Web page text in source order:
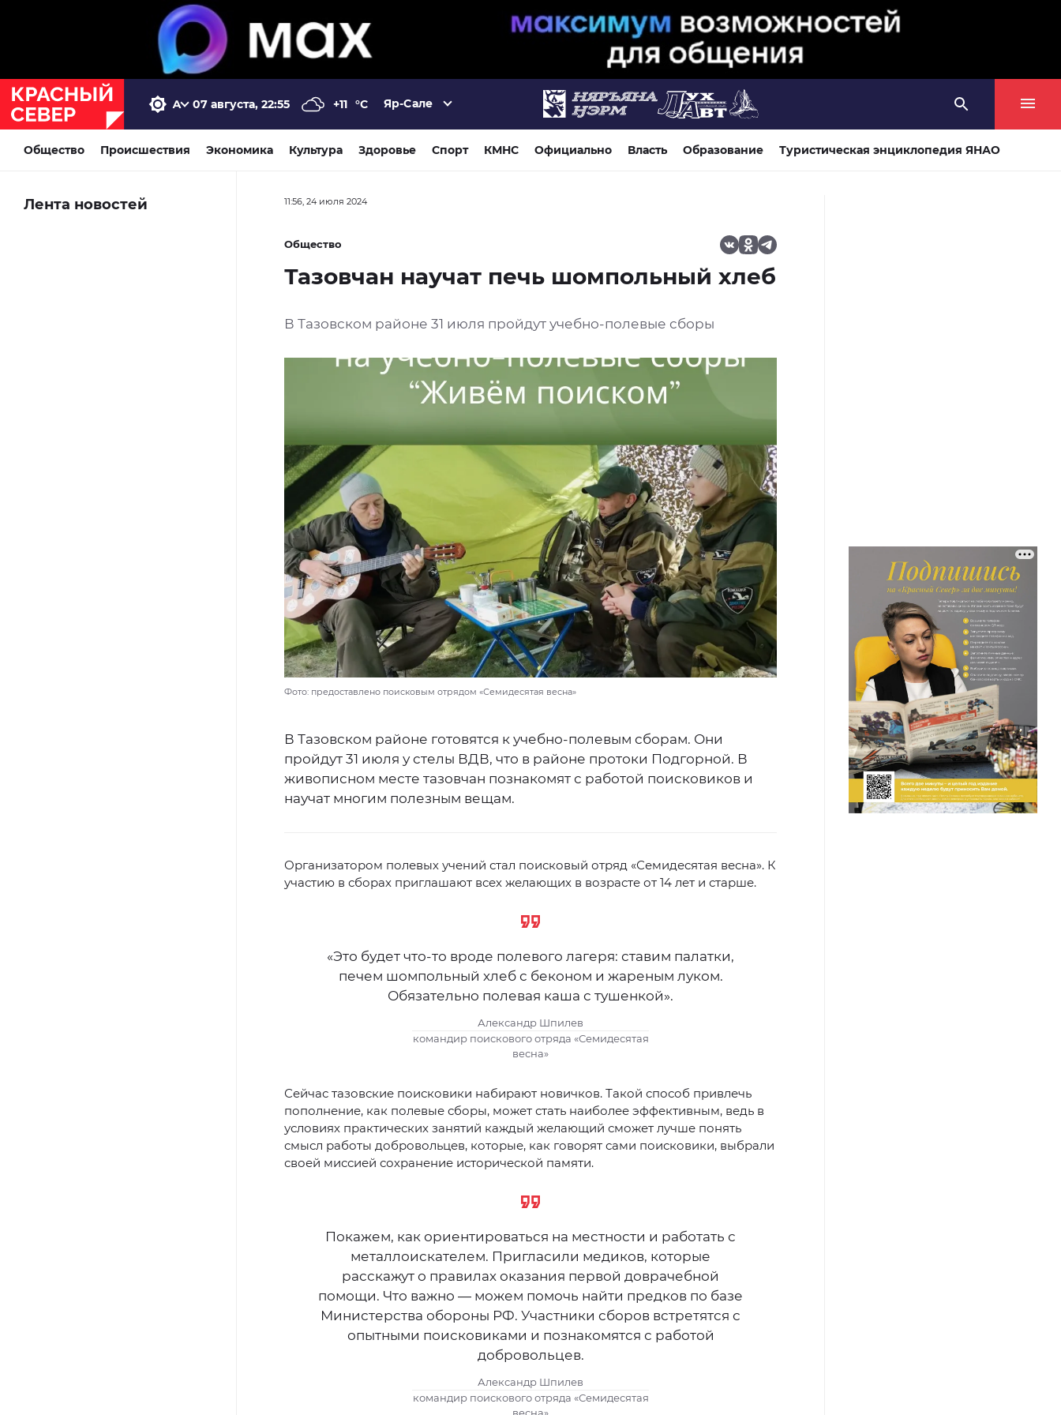
07 августа, 22:55 +11 °C Яр-Сале
Общество Происшествия Экономика Культура Здоровье Спорт КМНС Официально Власть Образование Туристическая энциклопедия ЯНАО
Лента новостей 11:56, 24 июля 2024
Общество
Тазовчан научат печь шомпольный хлеб
В Тазовском районе 31 июля пройдут учебно-полевые сборы
Фото: предоставлено поисковым отрядом «Семидесятая весна»
В Тазовском районе готовятся к учебно-полевым сборам. Они
пройдут 31 июля у стелы ВДВ, что в районе протоки Подгорной. В
живописном месте тазовчан познакомят с работой поисковиков и
научат многим полезным вещам.
Организатором полевых учений стал поисковый отряд «Семидесятая весна». К
участию в сборах приглашают всех желающих в возрасте от 14 лет и старше.
«Это будет что-то вроде полевого лагеря: ставим палатки,
печем шомпольный хлеб с беконом и жареным луком.
Обязательно полевая каша с тушенкой».
Александр Шпилев
командир поискового отряда «Семидесятая
весна»
Сейчас тазовские поисковики набирают новичков. Такой способ привлечь
пополнение, как полевые сборы, может стать наиболее эффективным, ведь в
условиях практических занятий каждый желающий сможет лучше понять
смысл работы добровольцев, которые, как говорят сами поисковики, выбрали
своей миссией сохранение исторической памяти.
Покажем, как ориентироваться на местности и работать с
металлоискателем. Пригласили медиков, которые
расскажут о правилах оказания первой доврачебной
помощи. Что важно — можем помочь найти предков по базе
Министерства обороны РФ. Участники сборов встретятся с
опытными поисковиками и познакомятся с работой
добровольцев.
Александр Шпилев
командир поискового отряда «Семидесятая